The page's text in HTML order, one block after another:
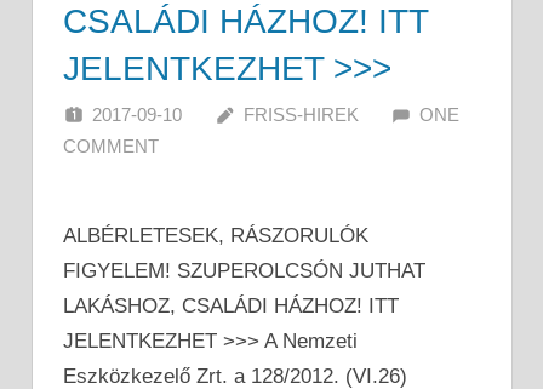
CSALÁDI HÁZHOZ! ITT
JELENTKEZHET >>>
2017-09-10 FRISS-HIREK
ONE
COMMENT
ALBÉRLETESEK, RÁSZORULÓK
FIGYELEM! SZUPEROLCSÓN JUTHAT
LAKÁSHOZ, CSALÁDI HÁZHOZ! ITT
JELENTKEZHET >>> A Nemzeti
Eszközkezelő Zrt. a 128/2012. (VI.26)